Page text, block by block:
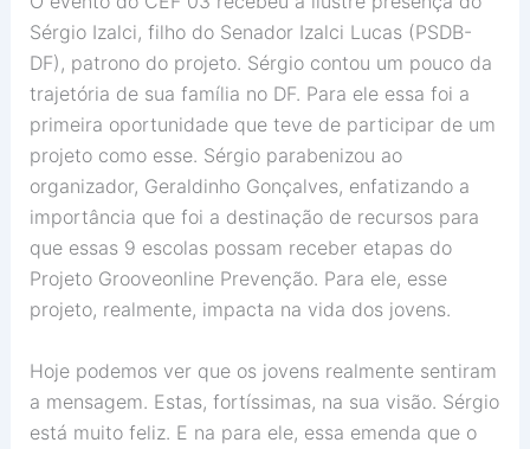
Sérgio Izalci, filho do Senador Izalci Lucas (PSDB-
DF), patrono do projeto. Sérgio contou um pouco da
trajetória de sua família no DF. Para ele essa foi a
primeira oportunidade que teve de participar de um
projeto como esse. Sérgio parabenizou ao
organizador, Geraldinho Gonçalves, enfatizando a
importância que foi a destinação de recursos para
que essas 9 escolas possam receber etapas do
Projeto Grooveonline Prevenção. Para ele, esse
projeto, realmente, impacta na vida dos jovens.
Hoje podemos ver que os jovens realmente sentiram
a mensagem. Estas, fortíssimas, na sua visão. Sérgio
está muito feliz. E na para ele, essa emenda que o